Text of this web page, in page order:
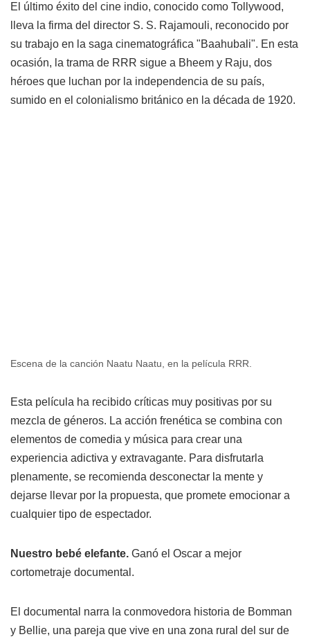
El último éxito del cine indio, conocido como Tollywood,
lleva la firma del director S. S. Rajamouli, reconocido por
su trabajo en la saga cinematográfica "Baahubali". En esta
ocasión, la trama de RRR sigue a Bheem y Raju, dos
héroes que luchan por la independencia de su país,
sumido en el colonialismo británico en la década de 1920.
Escena de la canción Naatu Naatu, en la película RRR.
Esta película ha recibido críticas muy positivas por su
mezcla de géneros. La acción frenética se combina con
elementos de comedia y música para crear una
experiencia adictiva y extravagante. Para disfrutarla
plenamente, se recomienda desconectar la mente y
dejarse llevar por la propuesta, que promete emocionar a
cualquier tipo de espectador.
Nuestro bebé elefante. Ganó el Oscar a mejor
cortometraje documental.
El documental narra la conmovedora historia de Bomman
y Bellie, una pareja que vive en una zona rural del sur de